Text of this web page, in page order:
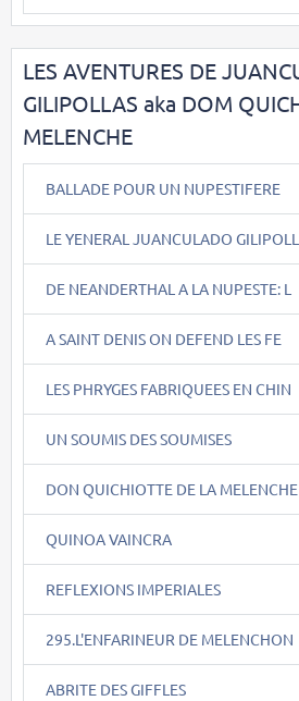
LES AVENTURES DE
GILIPOLLAS aka DOM
MELENCHE
BALLADE POUR UN NUPESTIFERE
LE YENERAL JUANCULADO GILIPOLL
DE NEANDERTHAL A LA NUPESTE: L
A SAINT DENIS ON DEFEND LES FE
LES PHRYGES FABRIQUEES EN CHIN
UN SOUMIS DES SOUMISES
DON QUICHIOTTE DE LA MELENCHE
QUINOA VAINCRA
REFLEXIONS IMPERIALES
295.L'ENFARINEUR DE MELENCHON
ABRITE DES GIFFLES